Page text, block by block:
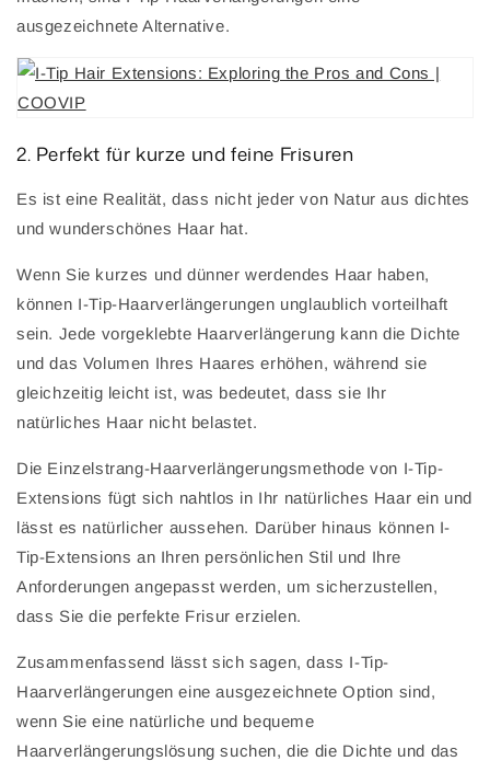
ausgezeichnete Alternative.
2. Perfekt für kurze und feine Frisuren
Es ist eine Realität, dass nicht jeder von Natur aus dichtes
und wunderschönes Haar hat.
Wenn Sie kurzes und dünner werdendes Haar haben,
können I-Tip-Haarverlängerungen unglaublich vorteilhaft
sein. Jede vorgeklebte Haarverlängerung kann die Dichte
und das Volumen Ihres Haares erhöhen, während sie
gleichzeitig leicht ist, was bedeutet, dass sie Ihr
natürliches Haar nicht belastet.
Die Einzelstrang-Haarverlängerungsmethode von I-Tip-
Extensions fügt sich nahtlos in Ihr natürliches Haar ein und
lässt es natürlicher aussehen. Darüber hinaus können I-
Tip-Extensions an Ihren persönlichen Stil und Ihre
Anforderungen angepasst werden, um sicherzustellen,
dass Sie die perfekte Frisur erzielen.
Zusammenfassend lässt sich sagen, dass I-Tip-
Haarverlängerungen eine ausgezeichnete Option sind,
wenn Sie eine natürliche und bequeme
Haarverlängerungslösung suchen, die die Dichte und das